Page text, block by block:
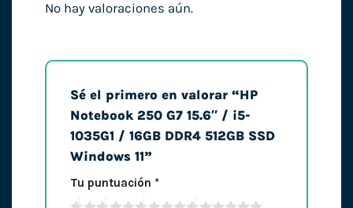
No hay valoraciones aún.
Sé el primero en valorar “HP
Notebook 250 G7 15.6″ / i5-
1035G1 / 16GB DDR4 512GB SSD
Windows 11”
Tu puntuación *